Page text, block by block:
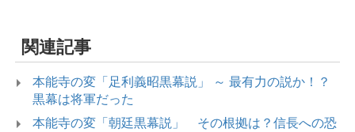
関連記事
本能寺の変「足利義昭黒幕説」 ～ 最有力の説か！？
黒幕は将軍だった
本能寺の変「朝廷黒幕説」 その根拠は？信長への恐